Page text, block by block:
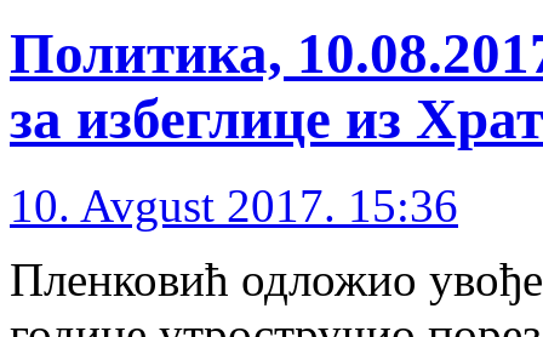
Политика,
за избеглице из
10. Avgust 2017. 15:36
Пленковић одложио